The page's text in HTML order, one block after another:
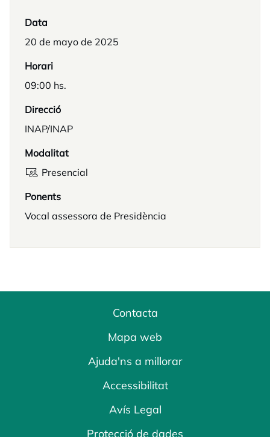
Data
20 de mayo de 2025
Horari
09:00 hs.
Direcció
INAP/INAP
Modalitat
Presencial
Ponents
Vocal assessora de Presidència
Contacta
Mapa web
Ajuda'ns a millorar
Accessibilitat
Avís Legal
Protecció de dades